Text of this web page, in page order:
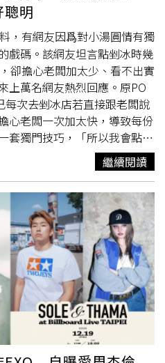
三杯雞、麻辣鍋、鹹酥雞、
、鹹蛋黃風味，甚至還有海苔
明
，有網友因爲對小湯圓情有獨
戲碼。該網友坦言點剉冰時幾
卻擔心老闆加太少、看不出實
上萬名網友熱烈回應。原PO
次去剉冰店若直接跟老闆說
心老闆一次加太快，導致每份
套獨門技巧，「所以我會點完
再一臉無奈的說，還是湯圓好
餐目標，也讓老闆以為是臨時
貼文曝光後引來超過2萬人點
原PO也留言區補充「敗給自
表示「我也覺得點兩份一樣的
還是第一份點湯圓，第二份
「我也會，而且真的有效！我
計量單位，但買便當真的很有
某些品項只能選一次的沒
的點餐經驗， 「我上次去買
要兩份芋頭時，阿嬤碎唸
多一點點………妳這樣是對
講我要魯肉飯，再假裝突然
繼續閱讀